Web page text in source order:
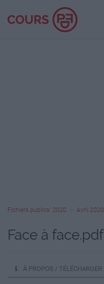
Fichiers publics: 2020 Avril 2020
Face à face.pdf
À PROPOS / TÉLÉCHARGER